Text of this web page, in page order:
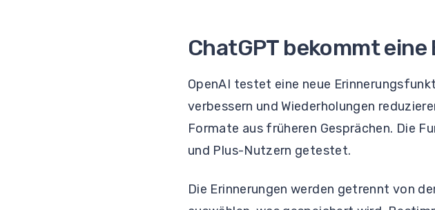
ChatGPT bekommt
OpenAI testet eine neue
verbessern und Wiederholungen
Formate aus früheren Gesprächen. Die
und Plus-Nutzern getestet.
Die Erinnerungen werden getrennt von